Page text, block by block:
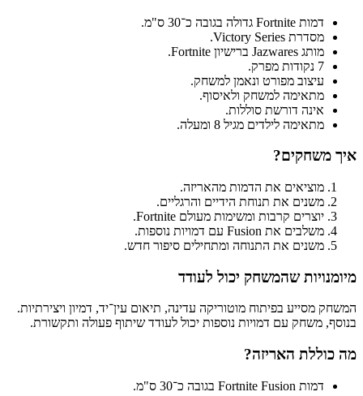
דמות Fortnite גדולה בגובה כ־30 ס"מ.
מסדרת Victory Series.
מותג Jazwares ברישיון Fortnite.
7 נקודות מפרק.
עיצוב מפורט ונאמן למשחק.
מתאימה למשחק ולאיסוף.
אינה דורשת סוללות.
מתאימה לילדים מגיל 8 ומעלה.
איך משחקים?
מוציאים את הדמות מהאריזה.
משנים את תנוחת הידיים והרגליים.
יוצרים קרבות ומשימות מעולם Fortnite.
משלבים את Fusion עם דמויות נוספות.
משנים את התנוחה ומתחילים סיפור חדש.
מיומנויות שהמשחק יכול לעודד
המשחק מסייע בפיתוח מוטוריקה עדינה, תיאום עין־יד, דמיון ויצירתיות.
בנוסף, משחק עם דמויות נוספות יכול לעודד שיתוף פעולה ותקשורת.
מה כוללת האריזה?
דמות Fortnite Fusion בגובה כ־30 ס"מ.